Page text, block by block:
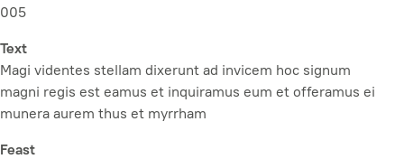
005
Text
Magi videntes stellam dixerunt ad invicem hoc signum
magni regis est eamus et inquiramus eum et offeramus ei
munera aurem thus et myrrham
Feast